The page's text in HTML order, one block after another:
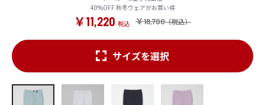
40%OFF 秋冬ウェアがお買い得
￥18,700
￥11,220
サイズを選択